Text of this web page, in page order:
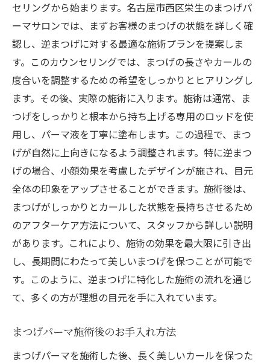
の基本
まつげパーマの基本的な流れ
初めての方に知っておいてほしいこと
まつげの状態に合わせた施術の選び方
施術前の準備と注意事項
まつげパーマの持続期間と頻度
よくある質問とその解答
セリングから始まります。名古屋市西区栄生のまつげパ
ーマサロンでは、まずお客様のまつげの状態を詳しく確
認し、逆まつげに対する最適な施術プランを提案しま
す。このカウンセリングでは、まつげの長さやカールの
度合いを調整するための希望をしっかりとヒアリングし
ます。その後、実際の施術に入ります。施術は通常、ま
つげをしっかりと根本から持ち上げる専用のロッドを使
用し、パーマ液を丁寧に塗布します。この過程で、まつ
げが自然に上向きになるよう調整されます。特に逆まつ
げの場合、小顔効果を考慮したデザインが施され、目元
全体の印象をアップさせることができます。施術後は、
まつげがしっかりとカールした状態を長持ちさせるため
のアフターケア方法について、スタッフから詳しい説明
があります。これにより、施術の効果を最大限に引き出
し、長期間にわたって美しいまつげを保つことが可能で
す。このように、逆まつげに特化した施術の流れを通じ
て、多くの方が理想の目元を手に入れています。
まつげパーマ施術後のお手入れ方法
まつげパーマを施術した後、長く美しいカールを保つた